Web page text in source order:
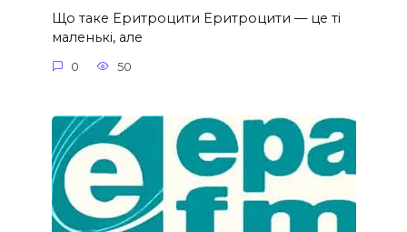
Що таке Еритроцити Еритроцити — це ті
маленькі, але
0 50